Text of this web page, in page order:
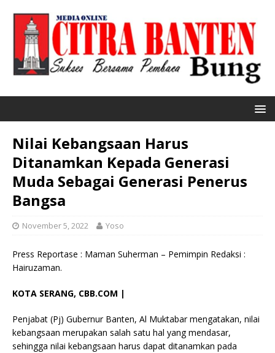
Nilai Kebangsaan Harus
Ditanamkan Kepada Generasi
Muda Sebagai Generasi Penerus
Bangsa
November 5, 2022 Yoso
Press Reportase : Maman Suherman – Pemimpin Redaksi :
Hairuzaman.
KOTA SERANG, CBB.COM |
Penjabat (Pj) Gubernur Banten, Al Muktabar mengatakan, nilai
kebangsaan merupakan salah satu hal yang mendasar,
sehingga nilai kebangsaan harus dapat ditanamkan pada